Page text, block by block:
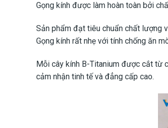
Gọng kính được làm hoàn toàn bởi
Sản phẩm đạt tiêu chuẩn chất lượng
Gọng kính rất nhẹ với tính chống ăn
Mỗi cây kính B-Titanium được cắt từ
cảm nhận tinh tế và đẳng cấp cao.